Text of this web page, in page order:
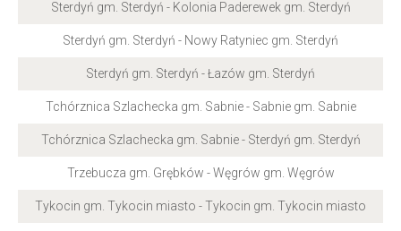
Sterdyń gm. Sterdyń - Kolonia Paderewek gm. Sterdyń
Sterdyń gm. Sterdyń - Nowy Ratyniec gm. Sterdyń
Sterdyń gm. Sterdyń - Łazów gm. Sterdyń
Tchórznica Szlachecka gm. Sabnie - Sabnie gm. Sabnie
Tchórznica Szlachecka gm. Sabnie - Sterdyń gm. Sterdyń
Trzebucza gm. Grębków - Węgrów gm. Węgrów
Tykocin gm. Tykocin miasto - Tykocin gm. Tykocin miasto